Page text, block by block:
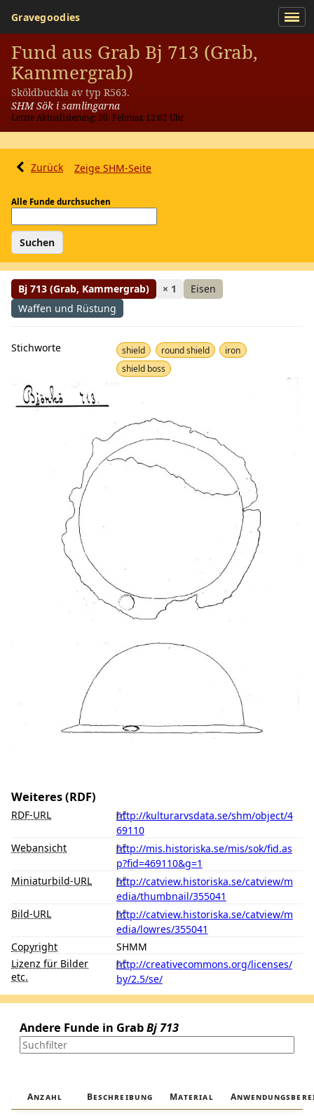
Gravegoodies
Fund aus Grab Bj 713 (Grab,
Kammergrab)
Sköldbuckla av typ R563.
SHM Sök i samlingarna
Letzte Aktualisierung: 20. Februar, 12:02 Uhr
Zurück Zeige SHM-Seite
Alle Funde durchsuchen
Bj 713 (Grab, Kammergrab) × 1
Eisen
Waffen und Rüstung
Stichworte shield round shield
iron
shield boss
Weiteres (RDF)
RDF-URL
http://kulturarvsdata.se/shm/object/4
69110
Webansicht
http://mis.historiska.se/mis/sok/fid.as
p?fid=469110&g=1
Miniaturbild-URL
http://catview.historiska.se/catview/m
edia/thumbnail/355041
Bild-URL
http://catview.historiska.se/catview/m
edia/lowres/355041
Copyright
SHMM
Lizenz für Bilder
etc.
http://creativecommons.org/licenses/
by/2.5/se/
Andere Funde in GrabBj 713
Anzahl Beschreibung Material